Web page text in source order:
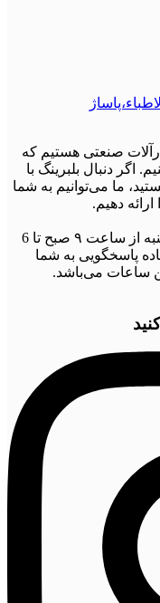
صنعتی هستیم که
دنبال بلبرینگ با
ما می‌توانیم به شما
دهیم.
تیم ما در روزهای هفته، از شنبه تا چهارشنبه از ساعت ۹ صبح تا 6
از 9 صبح الی 2 ظهر آماده پاسخگویی به شما
ساعات می‌باشد.